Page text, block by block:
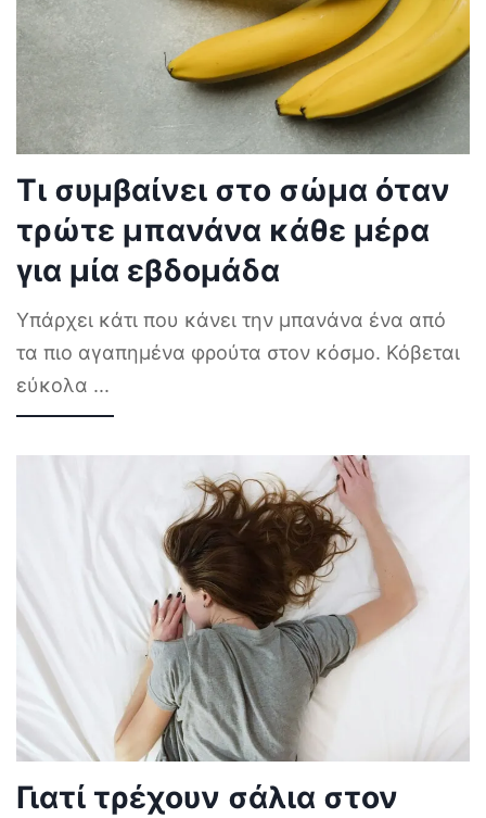
Τι συμβαίνει στο σώμα όταν
τρώτε μπανάνα κάθε μέρα
για μία εβδομάδα
Υπάρχει κάτι που κάνει την μπανάνα ένα από
τα πιο αγαπημένα φρούτα στον κόσμο. Κόβεται
εύκολα ...
Γιατί τρέχουν σάλια στον